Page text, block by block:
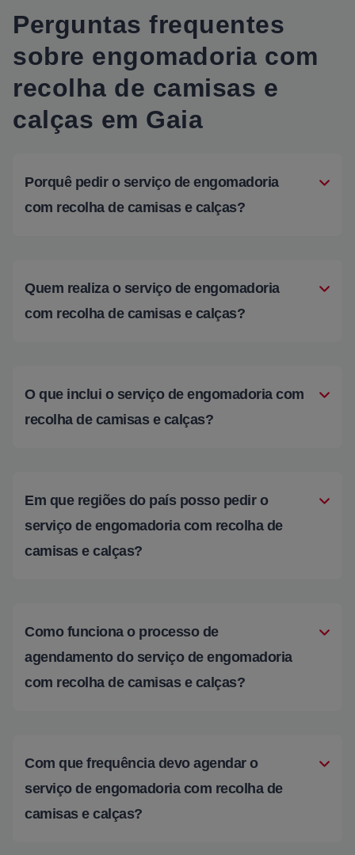
Perguntas frequentes
sobre engomadoria com
recolha de camisas e
calças em Gaia
Porquê pedir o serviço de engomadoria
com recolha de camisas e calças?
Quem realiza o serviço de engomadoria
com recolha de camisas e calças?
O que inclui o serviço de engomadoria com
recolha de camisas e calças?
Em que regiões do país posso pedir o
serviço de engomadoria com recolha de
camisas e calças?
Como funciona o processo de
agendamento do serviço de engomadoria
com recolha de camisas e calças?
Com que frequência devo agendar o
serviço de engomadoria com recolha de
camisas e calças?